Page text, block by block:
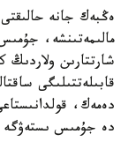
ەڭبەك جانە
مالىمەتىنشە،
شارتتارىن
قابىلەتتىلىگى
دەمەك،
دە جۇمىس ىستەۋگە